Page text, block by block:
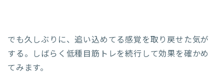
でも久しぶりに、追い込めてる感覚を取り戻せた気が
する。しばらく低種目筋トレを続行して効果を確かめ
てみます。